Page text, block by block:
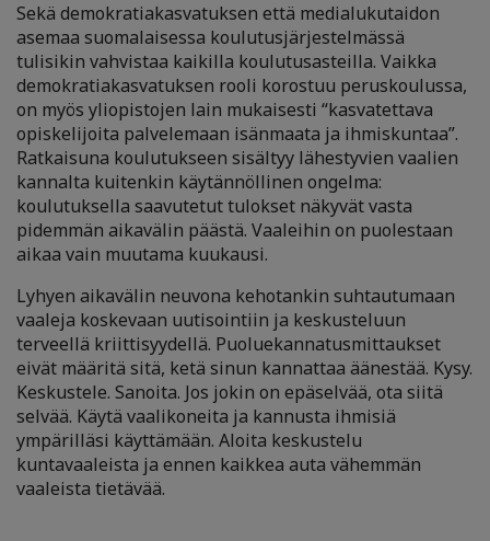
Sekä demokratiakasvatuksen että medialukutaidon
asemaa suomalaisessa koulutusjärjestelmässä
tulisikin vahvistaa kaikilla koulutusasteilla. Vaikka
demokratiakasvatuksen rooli korostuu peruskoulussa,
on myös yliopistojen lain mukaisesti “kasvatettava
opiskelijoita palvelemaan isänmaata ja ihmiskuntaa”.
Ratkaisuna koulutukseen sisältyy lähestyvien vaalien
kannalta kuitenkin käytännöllinen ongelma:
koulutuksella saavutetut tulokset näkyvät vasta
pidemmän aikavälin päästä. Vaaleihin on puolestaan
aikaa vain muutama kuukausi.
Lyhyen aikavälin neuvona kehotankin suhtautumaan
vaaleja koskevaan uutisointiin ja keskusteluun
terveellä kriittisyydellä. Puoluekannatusmittaukset
eivät määritä sitä, ketä sinun kannattaa äänestää. Kysy.
Keskustele. Sanoita. Jos jokin on epäselvää, ota siitä
selvää. Käytä vaalikoneita ja kannusta ihmisiä
ympärilläsi käyttämään. Aloita keskustelu
kuntavaaleista ja ennen kaikkea auta vähemmän
vaaleista tietävää.